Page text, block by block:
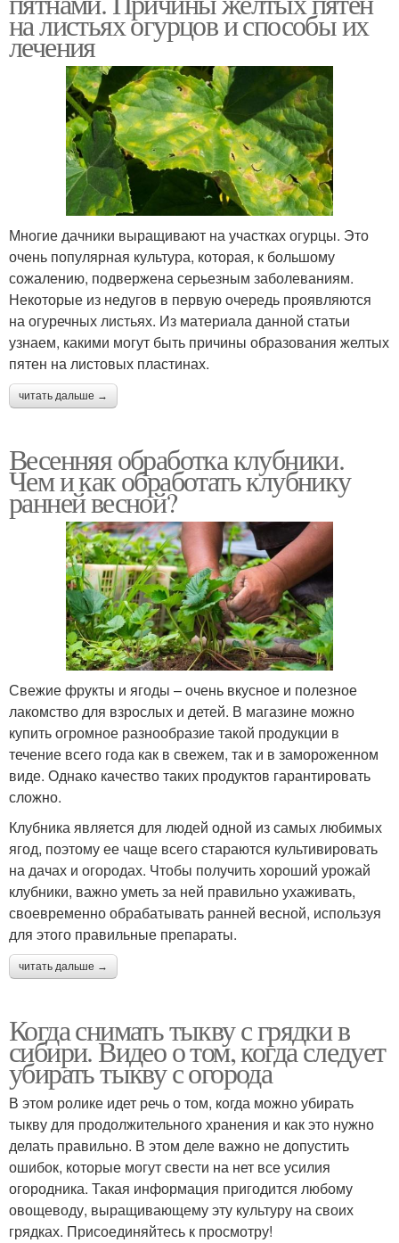
на листьях огурцов и способы их
лечения
Многие дачники выращивают на участках огурцы. Это
очень популярная культура, которая, к большому
сожалению, подвержена серьезным заболеваниям.
Некоторые из недугов в первую очередь проявляются
на огуречных листьях. Из материала данной статьи
узнаем, какими могут быть причины образования желтых
пятен на листовых пластинах.
читать дальше →
Весенняя обработка клубники.
Чем и как обработать клубнику
ранней весной?
Свежие фрукты и ягоды – очень вкусное и полезное
лакомство для взрослых и детей. В магазине можно
купить огромное разнообразие такой продукции в
течение всего года как в свежем, так и в замороженном
виде. Однако качество таких продуктов гарантировать
сложно.
Клубника является для людей одной из самых любимых
ягод, поэтому ее чаще всего стараются культивировать
на дачах и огородах. Чтобы получить хороший урожай
клубники, важно уметь за ней правильно ухаживать,
своевременно обрабатывать ранней весной, используя
для этого правильные препараты.
читать дальше →
Когда снимать тыкву с грядки в
сибири. Видео о том, когда следует
убирать тыкву с огорода
В этом ролике идет речь о том, когда можно убирать
тыкву для продолжительного хранения и как это нужно
делать правильно. В этом деле важно не допустить
ошибок, которые могут свести на нет все усилия
огородника. Такая информация пригодится любому
овощеводу, выращивающему эту культуру на своих
грядках. Присоединяйтесь к просмотру!